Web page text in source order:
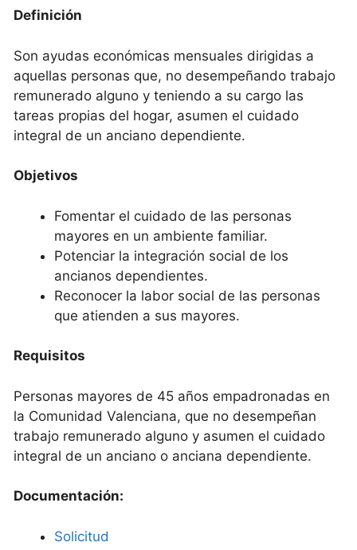
Definición
Son ayudas económicas mensuales dirigidas a
aquellas personas que, no desempeñando trabajo
remunerado alguno y teniendo a su cargo las
tareas propias del hogar, asumen el cuidado
integral de un anciano dependiente.
Objetivos
Fomentar el cuidado de las personas
mayores en un ambiente familiar.
Potenciar la integración social de los
ancianos dependientes.
Reconocer la labor social de las personas
que atienden a sus mayores.
Requisitos
Personas mayores de 45 años empadronadas en
la Comunidad Valenciana, que no desempeñan
trabajo remunerado alguno y asumen el cuidado
integral de un anciano o anciana dependiente.
Documentación:
Solicitud